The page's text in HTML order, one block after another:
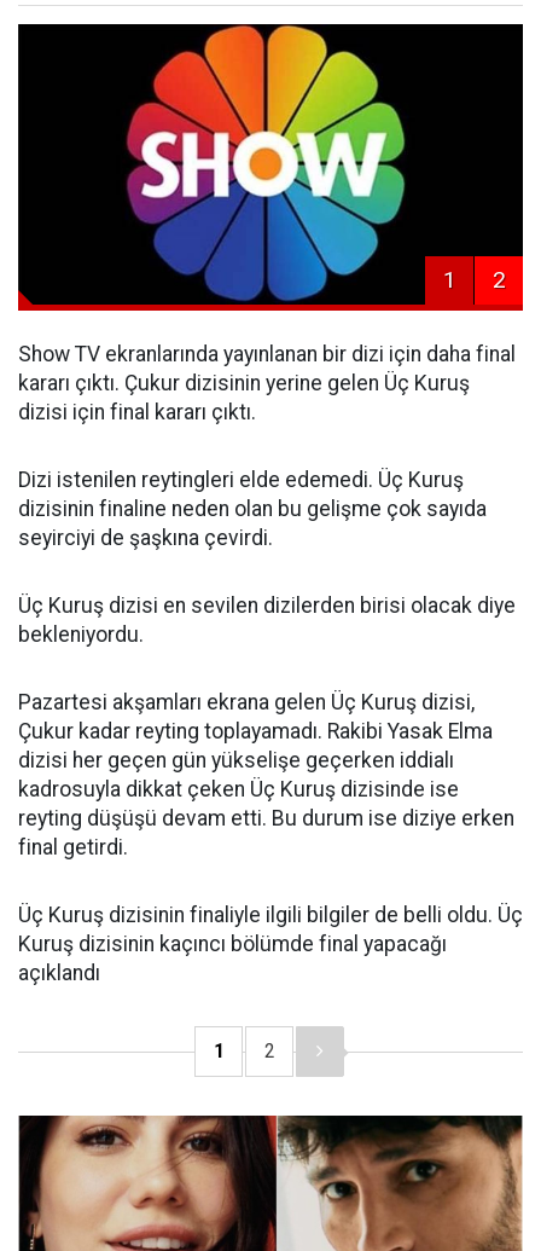
1 2
Show TV ekranlarında yayınlanan bir dizi için daha final
kararı çıktı. Çukur dizisinin yerine gelen Üç Kuruş
dizisi için final kararı çıktı.
Dizi istenilen reytingleri elde edemedi. Üç Kuruş
dizisinin finaline neden olan bu gelişme çok sayıda
seyirciyi de şaşkına çevirdi.
Üç Kuruş dizisi en sevilen dizilerden birisi olacak diye
bekleniyordu.
Pazartesi akşamları ekrana gelen Üç Kuruş dizisi,
Çukur kadar reyting toplayamadı. Rakibi Yasak Elma
dizisi her geçen gün yükselişe geçerken iddialı
kadrosuyla dikkat çeken Üç Kuruş dizisinde ise
reyting düşüşü devam etti. Bu durum ise diziye erken
final getirdi.
Üç Kuruş dizisinin finaliyle ilgili bilgiler de belli oldu. Üç
Kuruş dizisinin kaçıncı bölümde final yapacağı
açıklandı
1 2